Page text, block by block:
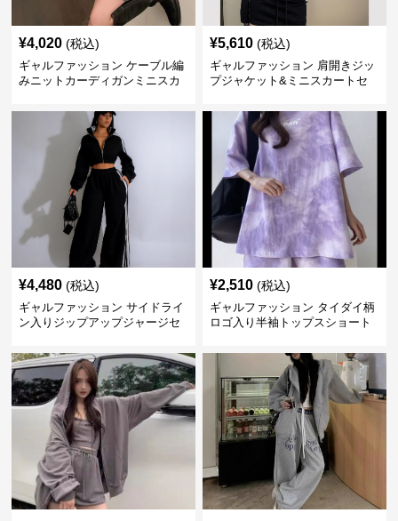
¥4,020 (税込)
ギャルファッション ケーブル編
みニットカーディガンミニスカ
¥5,610 (税込)
ギャルファッション 肩開きジッ
プジャケット&ミニスカートセ
¥4,480 (税込)
ギャルファッション サイドライ
ン入りジップアップジャージセ
¥2,510 (税込)
ギャルファッション タイダイ柄
ロゴ入り半袖トップスショート